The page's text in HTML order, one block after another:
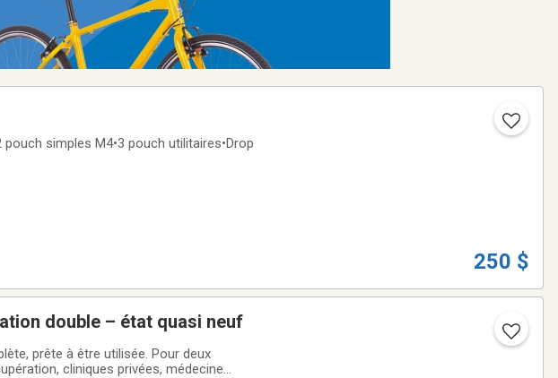
simples M4•3 pouch utilitaires•Drop
250 $
double – état quasi neuf
prête à être utilisée. Pour deux
cliniques privées, médecine